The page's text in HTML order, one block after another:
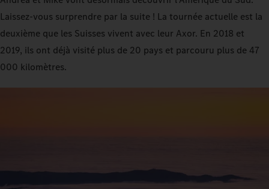
Laissez-vous surprendre par la suite ! La tournée actuelle est la
deuxième que les Suisses vivent avec leur Axor. En 2018 et
2019, ils ont déjà visité plus de 20 pays et parcouru plus de 47
000 kilomètres.